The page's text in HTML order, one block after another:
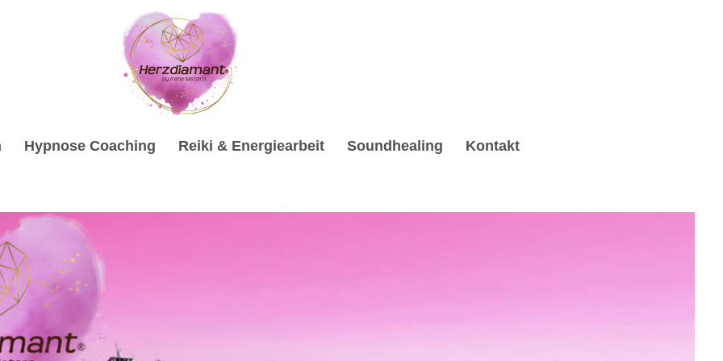
Hypnose Coaching Reiki & Energiearbeit Soundhealing Kontakt
Beratung und ✓Gesprächstherapie, Soundhealing & Reiki, Hypnose, Psychotherapie Alternative. ➡️ 💓️
✓Psychologische Beratung, ✓Hypnose, ✓Soundhealing & Reiki oder ✓Psychotherapie Alternative Ihr
mal vorbei ✉.